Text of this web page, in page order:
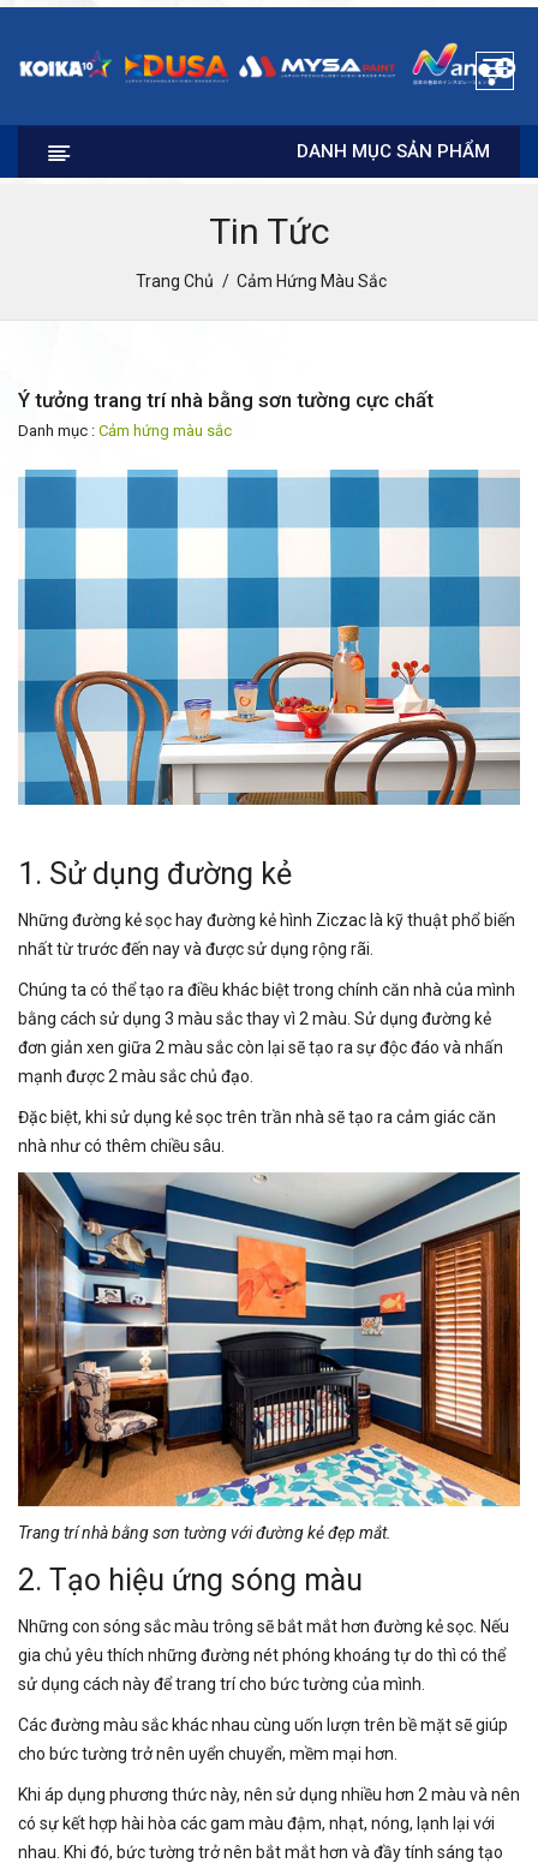
DANH MỤC SẢN PHẨM
Tin Tức
Trang Chủ Cảm Hứng Màu Sắc
Ý tưởng trang trí nhà bằng sơn tường cực chất
Danh mục : Cảm hứng màu sắc
1. Sử dụng đường kẻ
Những đường kẻ sọc hay đường kẻ hình Ziczac là kỹ thuật phổ biến
nhất từ trước đến nay và được sử dụng rộng rãi.
Chúng ta có thể tạo ra điều khác biệt trong chính căn nhà của mình
bằng cách sử dụng 3 màu sắc thay vì 2 màu. Sử dụng đường kẻ
đơn giản xen giữa 2 màu sắc còn lại sẽ tạo ra sự độc đáo và nhấn
mạnh được 2 màu sắc chủ đạo.
Đặc biệt, khi sử dụng kẻ sọc trên trần nhà sẽ tạo ra cảm giác căn
nhà như có thêm chiều sâu.
Trang trí nhà bằng sơn tường với đường kẻ đẹp mắt.
2. Tạo hiệu ứng sóng màu
Những con sóng sắc màu trông sẽ bắt mắt hơn đường kẻ sọc. Nếu
gia chủ yêu thích những đường nét phóng khoáng tự do thì có thể
sử dụng cách này để trang trí cho bức tường của mình.
Các đường màu sắc khác nhau cùng uốn lượn trên bề mặt sẽ giúp
cho bức tường trở nên uyển chuyển, mềm mại hơn.
Khi áp dụng phương thức này, nên sử dụng nhiều hơn 2 màu và nên
có sự kết hợp hài hòa các gam màu đậm, nhạt, nóng, lạnh lại với
nhau. Khi đó, bức tường trở nên bắt mắt hơn và đầy tính sáng tạo